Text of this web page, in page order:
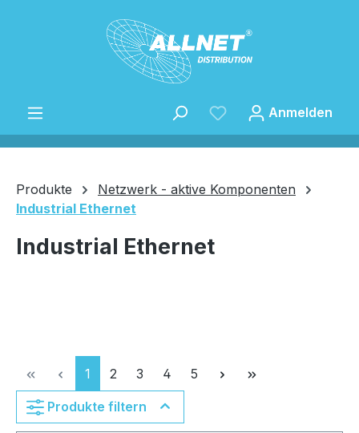
Zum Hauptinhalt springen
Speichern
Anmelden
Produkte
Netzwerk - aktive Komponenten
Industrial Ethernet
Industrial Ethernet
Seite
1 Seite
2 Seite
3 Seite
4 Seite
5
Produkte filtern